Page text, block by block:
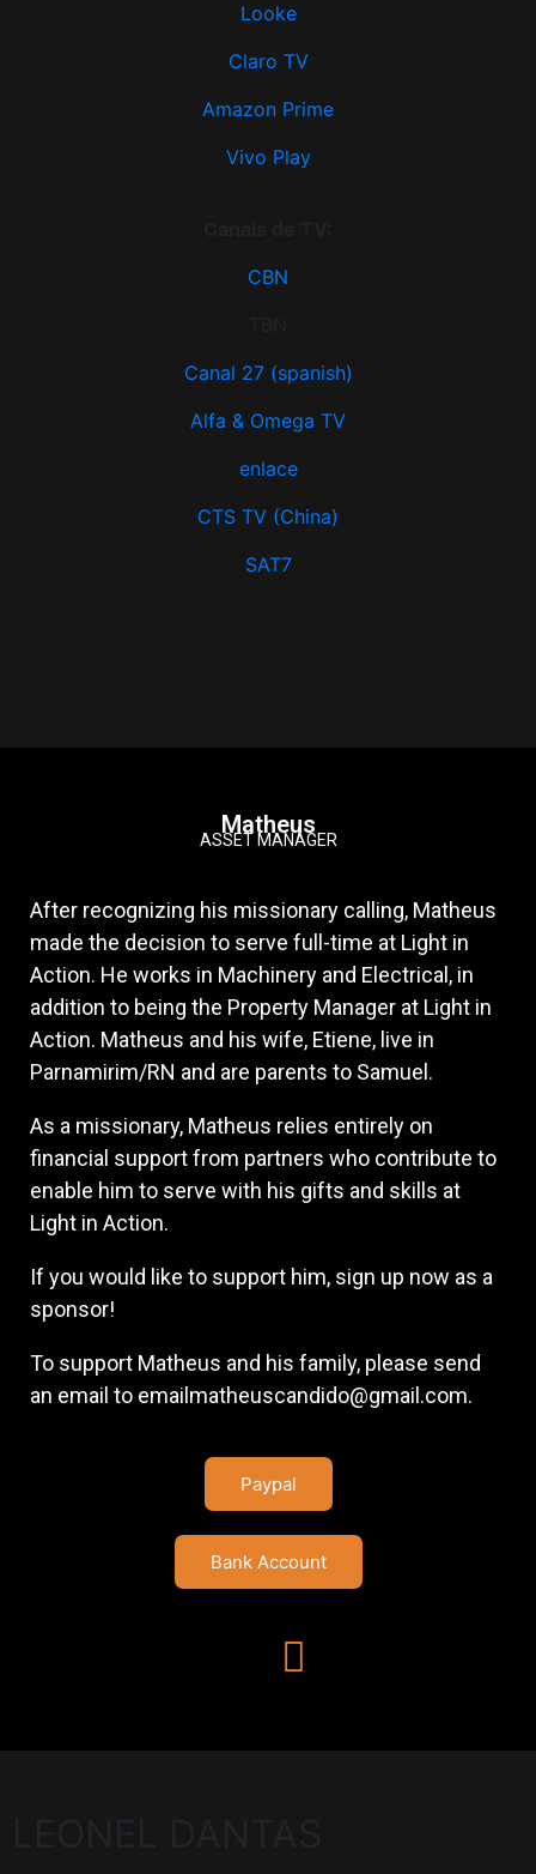
Looke
Claro TV
Amazon Prime
Vivo Play
CBN
Canal 27 (spanish)
Alfa & Omega TV
enlace
CTS TV (China)
SAT7
Matheus
ASSET MANAGER
After recognizing his missionary calling, Matheus
made the decision to serve full-time at Light in
Action. He works in Machinery and Electrical, in
addition to being the Property Manager at Light in
Action. Matheus and his wife, Etiene, live in
Parnamirim/RN and are parents to Samuel.
As a missionary, Matheus relies entirely on
financial support from partners who contribute to
enable him to serve with his gifts and skills at
Light in Action.
If you would like to support him, sign up now as a
sponsor!
To support Matheus and his family, please send
an email to emailmatheuscandido@gmail.com.
Paypal
Bank Account